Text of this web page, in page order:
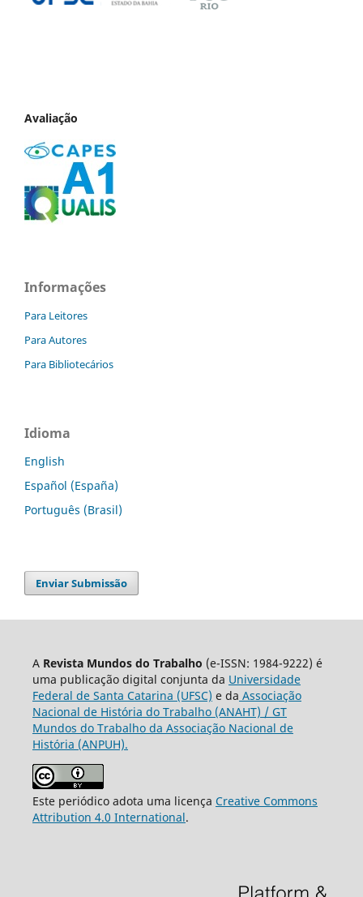
Avaliação
Informações
Para Leitores
Para Autores
Para Bibliotecários
Idioma
English
Español (España)
Português (Brasil)
Enviar Submissão
A Revista Mundos do Trabalho (e-ISSN: 1984-9222) é
uma publicação digital conjunta da Universidade
Federal de Santa Catarina (UFSC) e da Associação
Nacional de História do Trabalho (ANAHT) / GT
Mundos do Trabalho da Associação Nacional de
História (ANPUH).
Este periódico adota uma licença Creative Commons
Attribution 4.0 International.